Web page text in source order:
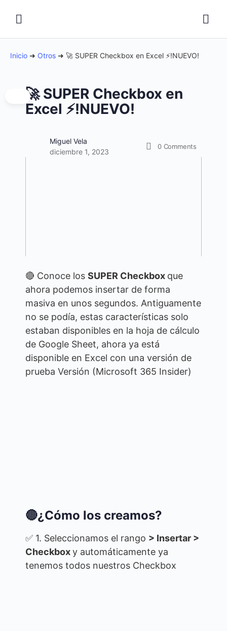
Inicio ➜ Otros ➜ 🚀 SUPER Checkbox en Excel ⚡!NUEVO!
🚀 SUPER Checkbox en
Excel ⚡!NUEVO!
Miguel Vela
diciembre 1, 2023
0 Comments
🔴 Conoce los SUPER Checkbox que
ahora podemos insertar de forma
masiva en unos segundos. Antiguamente
no se podía, estas características solo
estaban disponibles en la hoja de cálculo
de Google Sheet, ahora ya está
disponible en Excel con una versión de
prueba Versión (Microsoft 365 Insider)
🔴¿Cómo los creamos?
✅ 1. Seleccionamos el rango > Insertar >
Checkboxy automáticamente ya
tenemos todos nuestros Checkbox